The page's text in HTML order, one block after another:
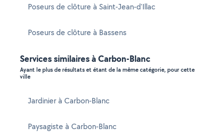
Poseurs de clôture à Saint-Jean-d'Illac
Poseurs de clôture à Bassens
Services similaires à Carbon-Blanc
Ayant le plus de résultats et étant de la même catégorie, pour cette
ville
Jardinier à Carbon-Blanc
Paysagiste à Carbon-Blanc